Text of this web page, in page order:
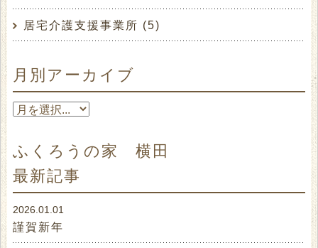
居宅介護支援事業所 (5)
月別アーカイブ
ふくろうの家 横田
最新記事
2026.01.01
謹賀新年